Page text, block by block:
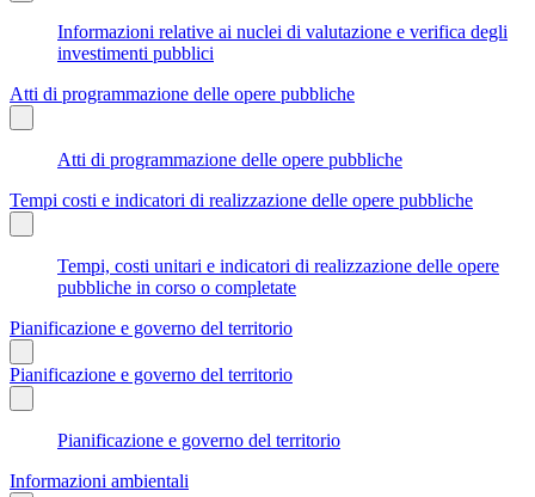
Informazioni relative ai nuclei di valutazione e verifica degli
investimenti pubblici
Atti di programmazione delle opere pubbliche
Atti di programmazione delle opere pubbliche
Tempi costi e indicatori di realizzazione delle opere pubbliche
Tempi, costi unitari e indicatori di realizzazione delle opere
pubbliche in corso o completate
Pianificazione e governo del territorio
Pianificazione e governo del territorio
Pianificazione e governo del territorio
Informazioni ambientali